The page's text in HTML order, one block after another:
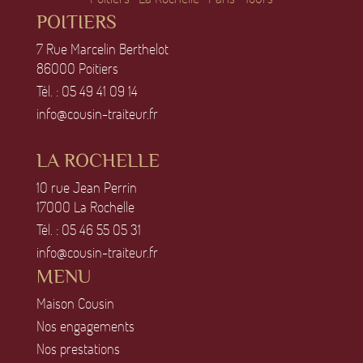
POITIERS
7 Rue Marcelin Berthelot
86OOO Poitiers
Tél. : O5 49 41 O9 14
info@cousin-traiteur.fr
LA ROCHELLE
1O rue Jean Perrin
17OOO La Rochelle
Tél. : O5 46 55 O5 31
info@cousin-traiteur.fr
MENU
Maison Cousin
Nos engagements
Nos prestations